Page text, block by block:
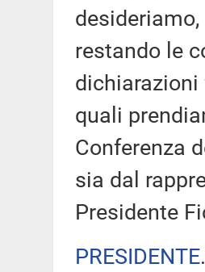
restando le
quali
Conferenza
sia dal
Presidente
PRESIDENTE